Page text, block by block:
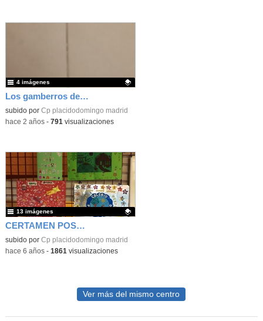
Los gamberros del barrio de los metales
Contenido educativo.
subido por Cp placidodomingo madrid
4 imágenes
-hace 2 años- 791visualizaciones
CERTAMEN POSTALES NAVIDEÑAS
Contenido educativo.
subido por Cp placidodomingo madrid
13 imágenes
-hace 6 años- 1861visualizaciones
Ver más del mismo centro